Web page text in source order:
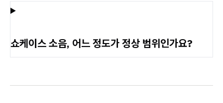
쇼케이스 소음, 어느 정도가 정상 범위인가요?